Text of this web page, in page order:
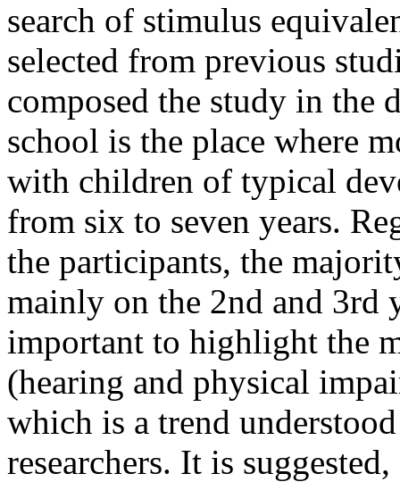
search of stimulus
selected from previous
composed the study in the
school is the place where
with children of typical
from six to seven years.
the participants, the
mainly on the 2nd and 3rd
important to highlight the
(hearing and physical
which is a trend
researchers. It is